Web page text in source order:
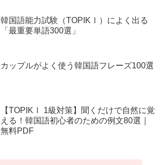
韓国語能力試験（TOPIKⅠ）によく出る
「最重要単語300選」
カップルがよく使う韓国語フレーズ100選
【TOPIKⅠ 1級対策】聞くだけで自然に覚
える！韓国語初心者のための例文80選｜
無料PDF